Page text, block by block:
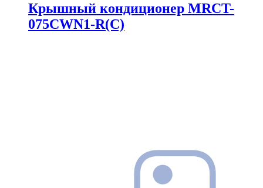
Крышный кондиционер MRCT-
075CWN1-R(C)